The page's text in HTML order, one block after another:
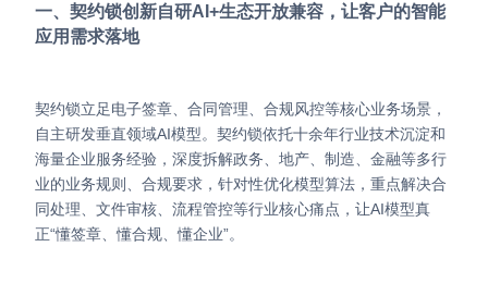
Support
About Us
一、契约锁创新自研AI+生态开放兼容，让客户的智能
应用需求落地
契约锁立足电子签章、合同管理、合规风控等核心业务场景，
自主研发垂直领域AI模型。契约锁依托十余年行业技术沉淀和
海量企业服务经验，深度拆解政务、地产、制造、金融等多行
业的业务规则、合规要求，针对性优化模型算法，重点解决合
同处理、文件审核、流程管控等行业核心痛点，让AI模型真
正“懂签章、懂合规、懂企业”。